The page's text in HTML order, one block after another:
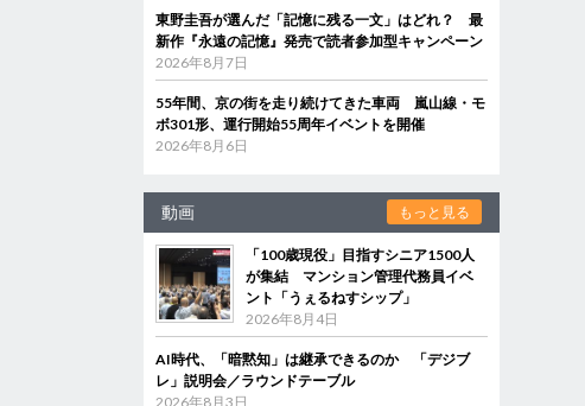
東野圭吾が選んだ「記憶に残る一文」はどれ？ 最
新作『永遠の記憶』発売で読者参加型キャンペーン
2026年8月7日
55年間、京の街を走り続けてきた車両 嵐山線・モ
ボ301形、運行開始55周年イベントを開催
2026年8月6日
動画 もっと見る
「100歳現役」目指すシニア1500人
が集結 マンション管理代務員イベ
ント「うぇるねすシップ」
2026年8月4日
AI時代、「暗黙知」は継承できるのか 「デジブ
レ」説明会／ラウンドテーブル
2026年8月3日